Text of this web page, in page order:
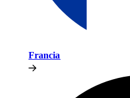
Francia​​